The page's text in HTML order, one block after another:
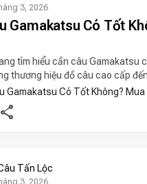
3, 2026
Gamakatsu Có Tốt
tìm hiểu cần câu Gamakatsu
thương hiệu đồ câu cao cấp
share
Tấn Lộc
3, 2026